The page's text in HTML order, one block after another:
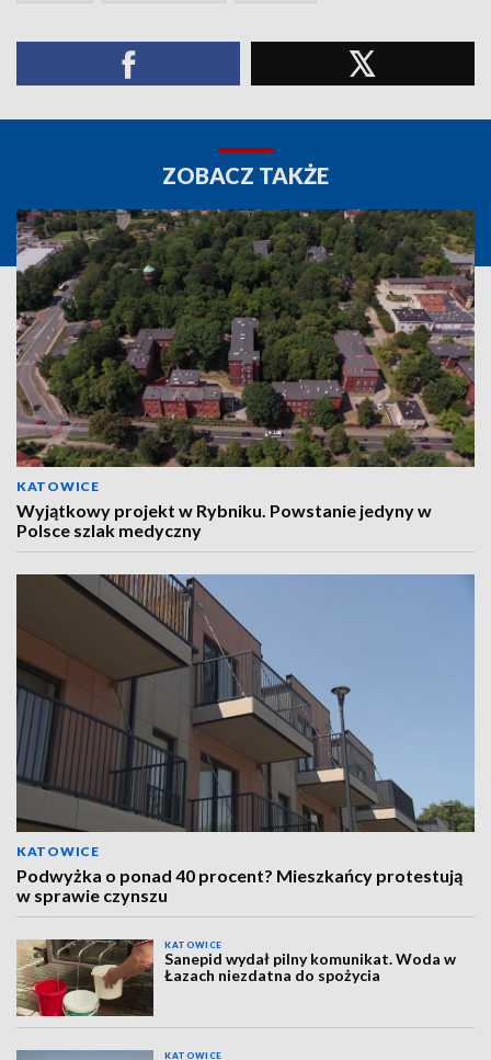
ZOBACZ TAKŻE
KATOWICE
Wyjątkowy projekt w Rybniku. Powstanie jedyny w
Polsce szlak medyczny
KATOWICE
Podwyżka o ponad 40 procent? Mieszkańcy protestują
w sprawie czynszu
KATOWICE
Sanepid wydał pilny komunikat. Woda w
Łazach niezdatna do spożycia
KATOWICE